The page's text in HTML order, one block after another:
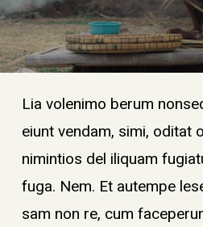
Lia volenimo berum
eiunt vendam, simi, oditat
nimintios del iliquam
fuga. Nem. Et autempe
sam non re, cum